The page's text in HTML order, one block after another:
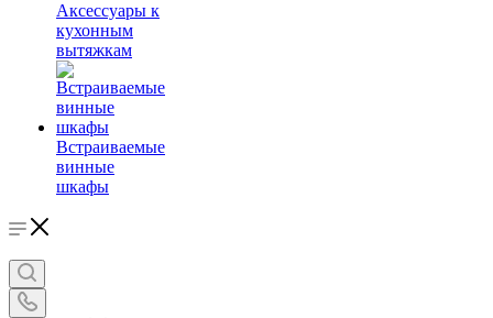
Аксессуары к
кухонным
вытяжкам
Встраиваемые
винные
шкафы